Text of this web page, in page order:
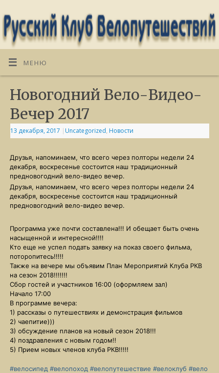
МЕНЮ
Новогодний Вело-Видео-
Вечер 2017
13 декабря, 2017 | Uncategorized, Новости
Друзья, напоминаем, что всего через полторы недели 24
декабря, воскресенье состоится наш традиционный
предновогодний вело-видео вечер.
Друзья, напоминаем, что всего через полторы недели 24
декабря, воскресенье состоится наш традиционный
предновогодний вело-видео вечер.
Программа уже почти составлена!!! И обещает быть очень
насыщенной и интересной!!!!
Кто еще не успел подать заявку на показ своего фильма,
поторопитесь!!!!!
Также на вечере мы объявим План Мероприятий Клуба РКВ
на сезон 2018!!!!!!!
Сбор гостей и участников 16:00 (оформляем зал)
Начало 17:00
В программе вечера:
1) рассказы о путешествиях и демонстрация фильмов
2) чаепитие)))
3) обсуждение планов на новый сезон 2018!!!
4) поздравления с новым годом!!
5) Прием новых членов клуба РКВ!!!!!
#велосипед #велопоход #велопутешествие #велоклуб #вело